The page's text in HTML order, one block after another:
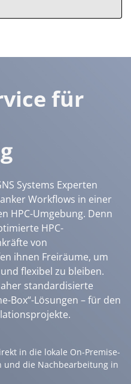
für
Systems Experten
Workflows in einer
HPC-Umgebung. Denn
HPC-
von
ihnen Freiräume, um
flexibel zu bleiben.
standardisierte
Box“-Lösungen – für den
in die lokale On-Premise-
und die Nachbearbeitung in